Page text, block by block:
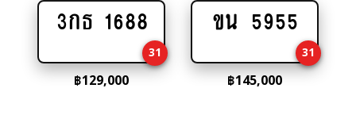
Add
cart
3กธ 1688
31
฿129,000
Add
cart
ขน 5955
31
฿145,000